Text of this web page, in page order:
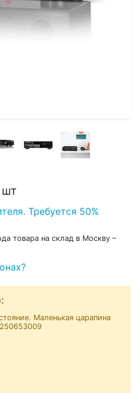
шт
Требуется 50%
товара на склад в Москву –
Маленькая царапина